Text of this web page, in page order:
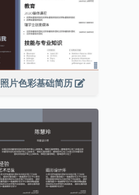
照片色彩基础简历